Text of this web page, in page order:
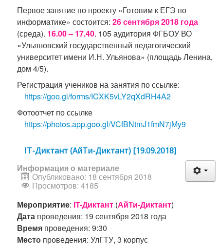
Первое занятие по проекту «Готовим к ЕГЭ по
информатике» состоится: 26 сентября 2018 года
(среда). 16.00 – 17.40. 105 аудитория ФГБОУ ВО
«Ульяновский государственный педагогический
университет имени И.Н. Ульянова» (площадь Ленина,
дом 4/5).
Регистрация учеников на занятия по ссылке:
https://goo.gl/forms/ICXK5vLY2qXdRH4A2
Фотоотчет по ссылке
https://photos.app.goo.gl/VCfBNtmJ1fmN7jMy9
IT-Диктант (АйТи-Диктант) [19.09.2018]
Информация о материале
Опубликовано: 18 сентября 2018
Просмотров: 4185
Мероприятие: IT-Диктант (АйТи-Диктант)
Дата проведения: 19 сентября 2018 года
Время проведения: 9:30
Место проведения: УлГТУ, 3 корпус